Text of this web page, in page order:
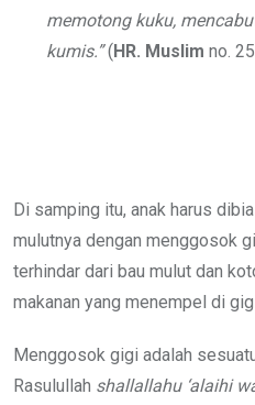
memotong kuku,
kumis.”(HR. Muslim no.
Di samping itu, anak harus
mulutnya dengan menggosok
terhindar dari bau mulut dan
makanan yang menempel di
Menggosok gigi adalah
Rasulullah shallallahu ‘alaihi